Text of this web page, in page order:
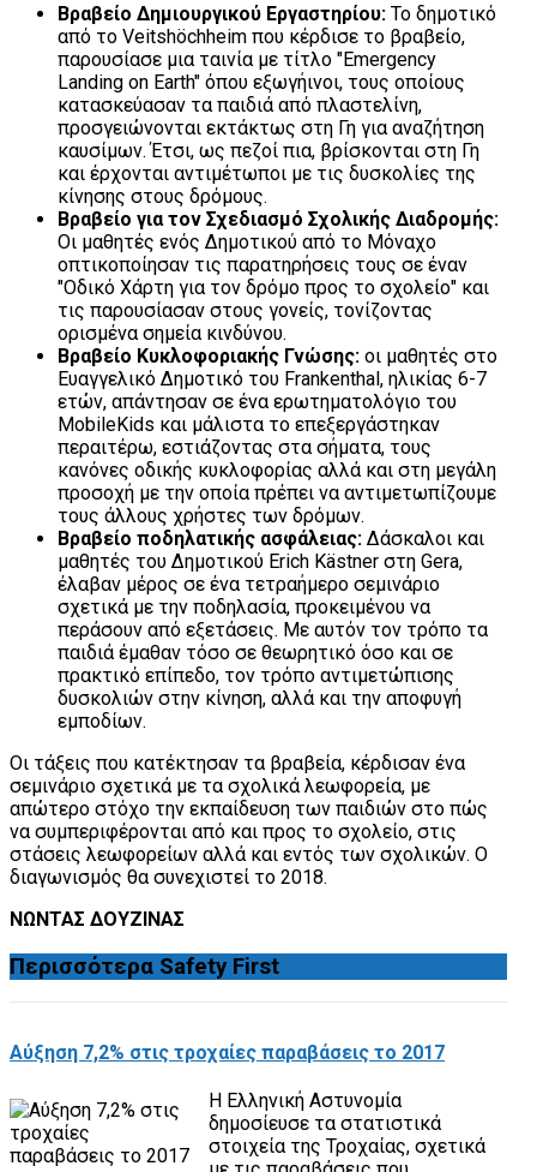
Βραβείο Δημιουργικού Εργαστηρίου: Το δημοτικό
από το Veitshöchheim που κέρδισε το βραβείο,
παρουσίασε μια ταινία με τίτλο "Emergency
Landing on Earth" όπου εξωγήινοι, τους οποίους
κατασκεύασαν τα παιδιά από πλαστελίνη,
προσγειώνονται εκτάκτως στη Γη για αναζήτηση
καυσίμων. Έτσι, ως πεζοί πια, βρίσκονται στη Γη
και έρχονται αντιμέτωποι με τις δυσκολίες της
κίνησης στους δρόμους.
Βραβείο για τον Σχεδιασμό Σχολικής Διαδρομής:
Οι μαθητές ενός Δημοτικού από το Μόναχο
οπτικοποίησαν τις παρατηρήσεις τους σε έναν
"Οδικό Χάρτη για τον δρόμο προς το σχολείο" και
τις παρουσίασαν στους γονείς, τονίζοντας
ορισμένα σημεία κινδύνου.
Βραβείο Κυκλοφοριακής Γνώσης: οι μαθητές στο
Ευαγγελικό Δημοτικό του Frankenthal, ηλικίας 6-7
ετών, απάντησαν σε ένα ερωτηματολόγιο του
MobileKids και μάλιστα το επεξεργάστηκαν
περαιτέρω, εστιάζοντας στα σήματα, τους
κανόνες οδικής κυκλοφορίας αλλά και στη μεγάλη
προσοχή με την οποία πρέπει να αντιμετωπίζουμε
τους άλλους χρήστες των δρόμων.
Βραβείο ποδηλατικής ασφάλειας: Δάσκαλοι και
μαθητές του Δημοτικού Erich Kästner στη Gera,
έλαβαν μέρος σε ένα τετραήμερο σεμινάριο
σχετικά με την ποδηλασία, προκειμένου να
περάσουν από εξετάσεις. Με αυτόν τον τρόπο τα
παιδιά έμαθαν τόσο σε θεωρητικό όσο και σε
πρακτικό επίπεδο, τον τρόπο αντιμετώπισης
δυσκολιών στην κίνηση, αλλά και την αποφυγή
εμποδίων.
Οι τάξεις που κατέκτησαν τα βραβεία, κέρδισαν ένα
σεμινάριο σχετικά με τα σχολικά λεωφορεία, με
απώτερο στόχο την εκπαίδευση των παιδιών στο πώς
να συμπεριφέρονται από και προς το σχολείο, στις
στάσεις λεωφορείων αλλά και εντός των σχολικών. Ο
διαγωνισμός θα συνεχιστεί το 2018.
ΝΩΝΤΑΣ ΔΟΥΖΙΝΑΣ
Περισσότερα Safety First
Αύξηση 7,2% στις τροχαίες παραβάσεις το 2017
Η Ελληνική Αστυνομία
δημοσίευσε τα στατιστικά
στοιχεία της Τροχαίας, σχετικά